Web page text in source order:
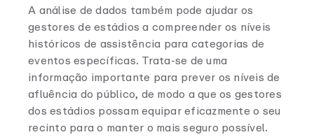
A análise de dados também pode ajudar os
gestores de estádios a compreender os níveis
históricos de assistência para categorias de
eventos específicas. Trata-se de uma
informação importante para prever os níveis de
afluência do público, de modo a que os gestores
dos estádios possam equipar eficazmente o seu
recinto para o manter o mais seguro possível.